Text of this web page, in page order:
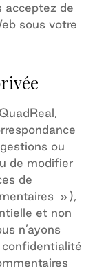
acceptez de
sous votre
ou
de modifier
de
»),
et non
n’ayons
confidentialité